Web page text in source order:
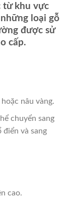
từ khu vực
loại gỗ
được sử
cấp.
nâu vàng.
chuyển sang
điển và sang
cao.